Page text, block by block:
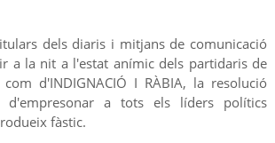
dels diaris i mitjans de comunicació
a la nit a l'estat anímic dels partidaris de
d'INDIGNACIÓ I RÀBIA, la resolució
d'empresonar a tots els líders polítics
fàstic.